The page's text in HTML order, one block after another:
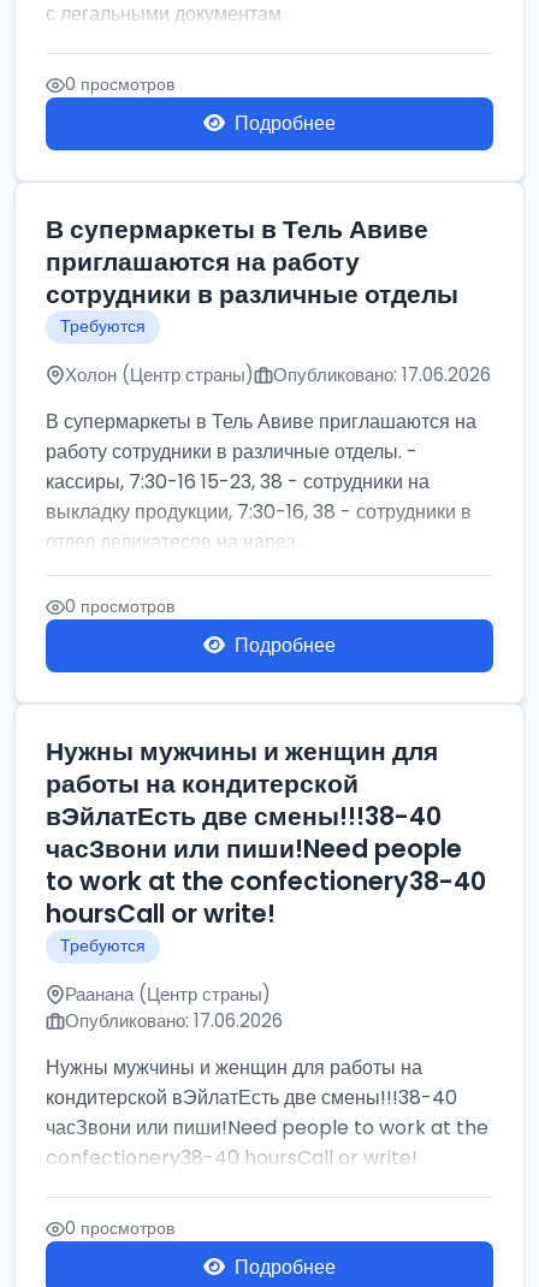
с легальными документам
0 просмотров
Подробнее
В супермаркеты в Тель Авиве
приглашаются на работу
сотрудники в различные отделы
Требуются
Холон (Центр страны) Опубликовано: 17.06.2026
В супермаркеты в Тель Авиве приглашаются на
работу сотрудники в различные отделы. -
кассиры, 7:30-16 15-23, 38 - сотрудники на
выкладку продукции, 7:30-16, 38 - сотрудники в
отдел деликатесов на нарез...
0 просмотров
Подробнее
Нужны мужчины и женщин для
работы на кондитерской
вЭйлатЕсть две смены!!!38-40
часЗвони или пиши!Need people
to work at the confectionery38-40
hoursCall or write!
Требуются
Раанана (Центр страны)
Опубликовано: 17.06.2026
Нужны мужчины и женщин для работы на
кондитерской вЭйлатЕсть две смены!!!38-40
часЗвони или пиши!Need people to work at the
confectionery38-40 hoursCall or write!
0 просмотров
Подробнее